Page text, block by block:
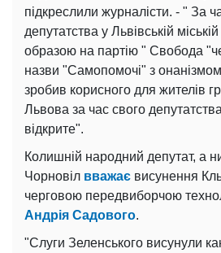
підкреслили журналісти. - " За
депутатства у Львівській
образою на партію " Свобода
назви "Самопомочі" з
зробив корисного для жителів
Львова за час свого
відкрите".
Колишній народний депутат, а
Чорновіл вважає висунення
черговою передвиборчою
Андрія Садового.
"Слуги Зеленського висунули